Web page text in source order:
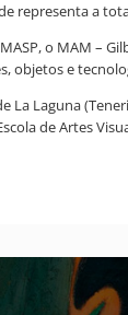
representa a
o MAM –
objetos e
Laguna
de Artes